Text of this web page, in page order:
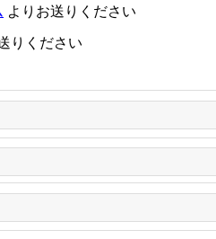
よりお送りください
りください